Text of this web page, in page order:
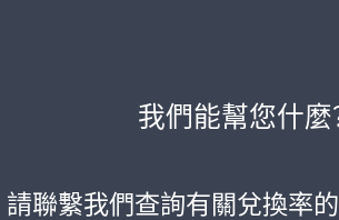
我們能幫您什麼
請聯繫我們查詢有關兌換率